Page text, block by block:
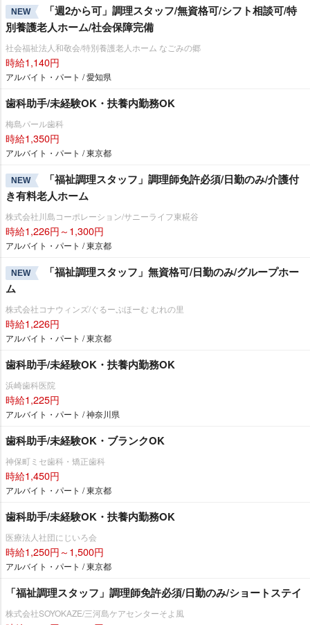
NEW
「週2から可」調理スタッフ/無資格可/シフト相談可/特
別養護老人ホーム/社会保障完備
社会福祉法人和敬会/特別養護老人ホーム なごみの郷
時給1,140円
アルバイト・パート / 愛知県
歯科助手/未経験OK・扶養内勤務OK
梅島パール歯科
時給1,350円
アルバイト・パート / 東京都
NEW
「福祉調理スタッフ」調理師免許必須/日勤のみ/介護付
き有料老人ホーム
株式会社川島コーポレーション/サニーライフ東糀谷
時給1,226円～1,300円
アルバイト・パート / 東京都
NEW
「福祉調理スタッフ」無資格可/日勤のみ/グループホー
ム
株式会社コナウィンズ/ぐるーぷほーむ むれの里
時給1,226円
アルバイト・パート / 東京都
歯科助手/未経験OK・扶養内勤務OK
浜崎歯科医院
時給1,225円
アルバイト・パート / 神奈川県
歯科助手/未経験OK・ブランクOK
神保町ミセ歯科・矯正歯科
時給1,450円
アルバイト・パート / 東京都
歯科助手/未経験OK・扶養内勤務OK
医療法人社団にじいろ会
時給1,250円～1,500円
アルバイト・パート / 東京都
「福祉調理スタッフ」調理師免許必須/日勤のみ/ショートステイ
株式会社SOYOKAZE/三河島ケアセンターそよ風